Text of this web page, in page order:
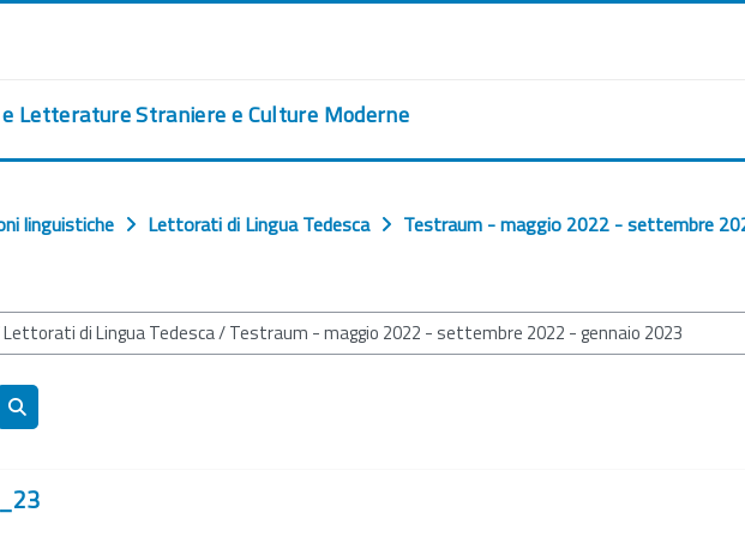
Letterature Straniere e Culture Moderne
linguistiche Lettorati di Lingua Tedesca Testraum - maggio 2022 - settembre
Kurse suchen